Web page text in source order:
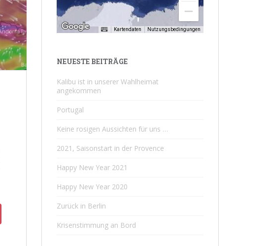
Kartendaten Nutzungsbedingungen
NEUESTE BEITRÄGE
Kalibu ist in unserer Wahlheimat
angekommen
Portugal
Keine rosigen Aussichten für uns …
2021, Saisonstart in der Provence
Happy New Year 2021
Happy New Year 2020
Zurück in Berlin
Krisenstimmung an Bord